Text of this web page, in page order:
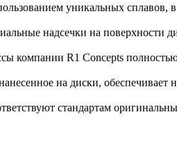
уникальных сплавов,
надсечки на поверхности
компании R1 Concepts
на диски,
стандартам